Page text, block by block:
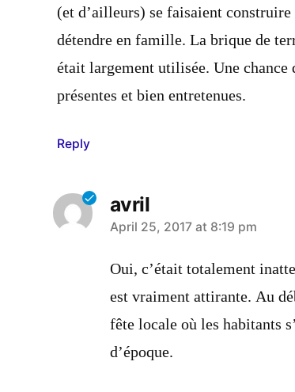
(et d’ailleurs) se faisaient
détendre en famille. La brique de
était largement utilisée. Une
présentes et bien entretenues.
Reply
avril
says:
April 25, 2017 at 8:19 pm
Oui, c’était totalement
est vraiment attirante. Au
fête locale où les habitants
d’époque.